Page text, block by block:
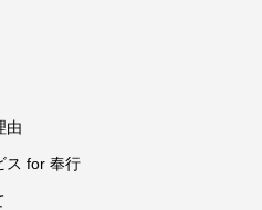
由
ス for 奉行